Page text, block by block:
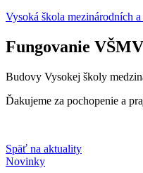
Vysoká škola mezinárodních
Fungovanie
Budovy Vysokej školy
Ďakujeme za pochopenie a
Späť na aktuality
Novinky